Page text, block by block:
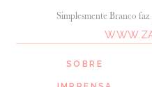
SOBRE
Simplesmente Branco